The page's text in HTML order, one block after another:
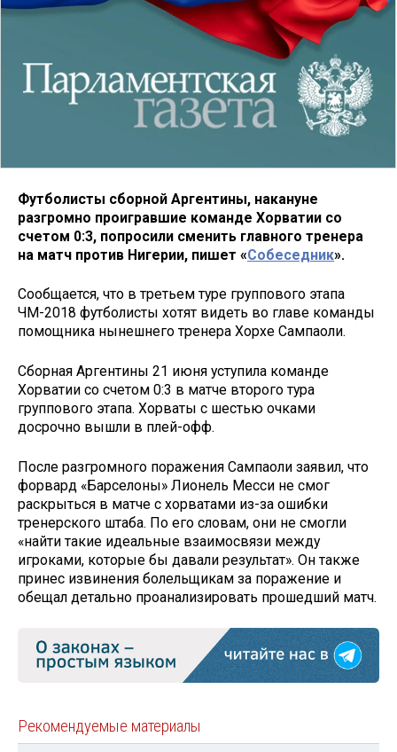
Футболисты сборной Аргентины, накануне
разгромно проигравшие команде Хорватии со
счетом 0:3, попросили сменить главного тренера
на матч против Нигерии, пишет «Собеседник».
Сообщается, что в третьем туре группового этапа
ЧМ-2018 футболисты хотят видеть во главе команды
помощника нынешнего тренера Хорхе Сампаоли.
Сборная Аргентины 21 июня уступила команде
Хорватии со счетом 0:3 в матче второго тура
группового этапа. Хорваты с шестью очками
досрочно вышли в плей-офф.
После разгромного поражения Сампаоли заявил, что
форвард «Барселоны» Лионель Месси не смог
раскрыться в матче с хорватами из-за ошибки
тренерского штаба. По его словам, они не смогли
«найти такие идеальные взаимосвязи между
игроками, которые бы давали результат». Он также
принес извинения болельщикам за поражение и
обещал детально проанализировать прошедший матч.
Рекомендуемые материалы